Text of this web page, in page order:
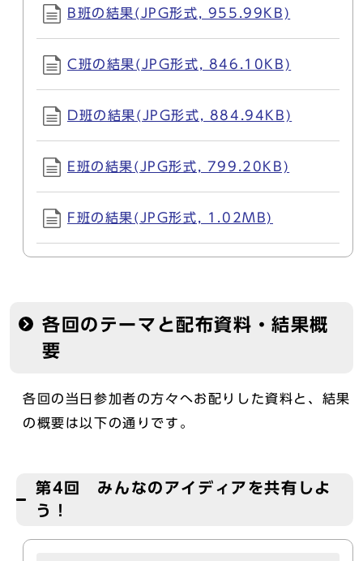
B班の結果(JPG形式, 955.99KB)
C班の結果(JPG形式, 846.10KB)
D班の結果(JPG形式, 884.94KB)
E班の結果(JPG形式, 799.20KB)
F班の結果(JPG形式, 1.02MB)
各回のテーマと配布資料・結果概
要
各回の当日参加者の方々へお配りした資料と、結果
の概要は以下の通りです。
第4回 みんなのアイディアを共有しよ
う！